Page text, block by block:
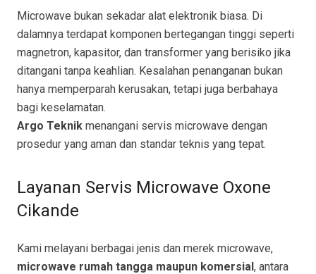
Microwave bukan sekadar alat elektronik biasa. Di
dalamnya terdapat komponen bertegangan tinggi seperti
magnetron, kapasitor, dan transformer yang berisiko jika
ditangani tanpa keahlian. Kesalahan penanganan bukan
hanya memperparah kerusakan, tetapi juga berbahaya
bagi keselamatan.
Argo Teknik menangani servis microwave dengan
prosedur yang aman dan standar teknis yang tepat.
Layanan Servis Microwave Oxone
Cikande
Kami melayani berbagai jenis dan merek microwave,
microwave rumah tangga maupun komersial, antara